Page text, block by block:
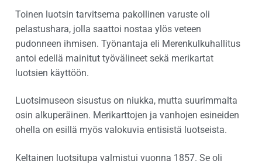
Toinen luotsin tarvitsema pakollinen varuste oli
pelastushara, jolla saattoi nostaa ylös veteen
pudonneen ihmisen. Työnantaja eli Merenkulkuhallitus
antoi edellä mainitut työvälineet sekä merikartat
luotsien käyttöön.
Luotsimuseon sisustus on niukka, mutta suurimmalta
osin alkuperäinen. Merikarttojen ja vanhojen esineiden
ohella on esillä myös valokuvia entisistä luotseista.
Keltainen luotsitupa valmistui vuonna 1857. Se oli